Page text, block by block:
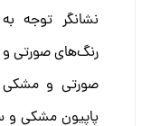
نشانگر توجه
رنگ‌های صورتی و
صورتی و مشکی
پاپیون مشکی و